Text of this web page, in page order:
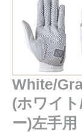
White/
(ホワイ
ー)左手用